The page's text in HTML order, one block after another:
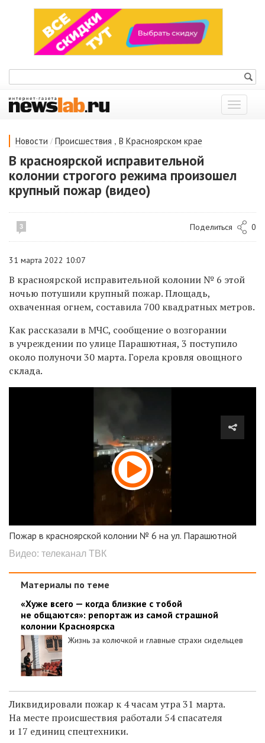
Показать
меню
Новости / Происшествия , В Красноярском крае
В красноярской исправительной
колонии строгого режима произошел
крупный пожар (видео)
3 Поделиться 0
31 марта 2022 10:07
В красноярской исправительной колонии № 6 этой
ночью потушили крупный пожар.Площадь,
охваченная огнем, составила 700 квадратных метров.
Как рассказали в МЧС, сообщение о возгорании
в учреждении по улице Парашютная, 3 поступило
около полуночи 30 марта. Горела кровля овощного
склада.
Пожар в красноярской колонии № 6 на ул. Парашютной
Видео: телеканал ТВК
Материалы по теме
«Хуже всего — когда близкие с тобой
не общаются»: репортаж из самой страшной
колонии Красноярска
Жизнь за колючкой и главные страхи сидельцев
Ликвидировали пожар к 4 часам утра 31 марта.
На месте происшествия работали 54 спасателя
и 17 единиц спецтехники.